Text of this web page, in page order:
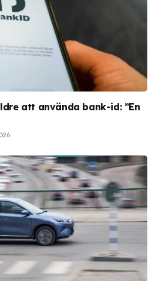
att använda bank-id: ”En